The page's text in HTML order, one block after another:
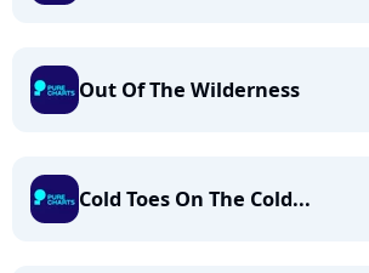
Out Of The Wilderness
Cold Toes On The Cold...